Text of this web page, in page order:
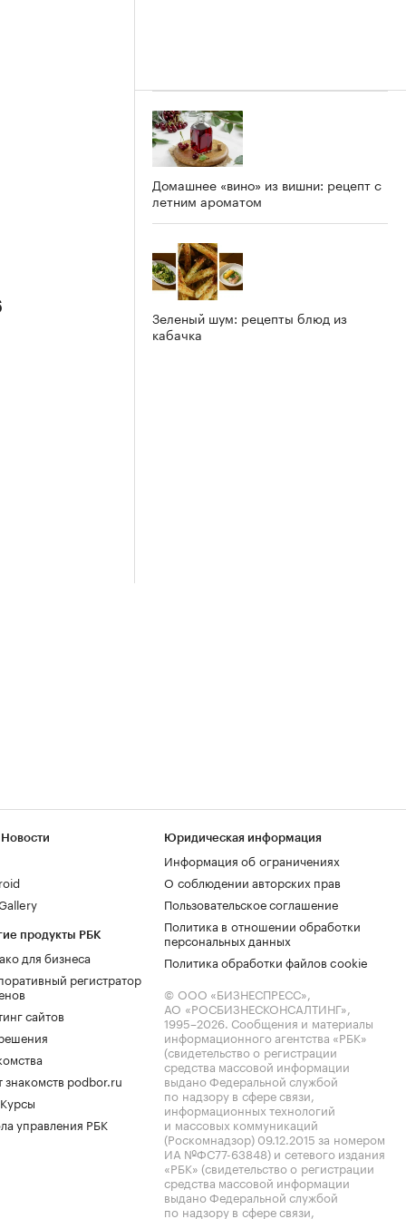
Домашнее «вино» из вишни: рецепт с
летним ароматом
Зеленый шум: рецепты блюд из
кабачка
продукты РБК
для бизнеса
регистратор
сайтов
знакомств podbor.ru
управления РБК
Юридическая информация
Информация об ограничениях
О соблюдении авторских прав
Пользовательское соглашение
Политика в отношении обработки
персональных данных
Политика обработки файлов cookie
© ООО «БИЗНЕСПРЕСС»,
АО «РОСБИЗНЕСКОНСАЛТИНГ»,
1995–2026. Сообщения и материалы
информационного агентства «РБК»
(свидетельство о регистрации
средства массовой информации
выдано Федеральной службой
по надзору в сфере связи,
информационных технологий
и массовых коммуникаций
(Роскомнадзор) 09.12.2015 за номером
ИА №ФС77-63848) и сетевого издания
«РБК» (свидетельство о регистрации
средства массовой информации
выдано Федеральной службой
по надзору в сфере связи,